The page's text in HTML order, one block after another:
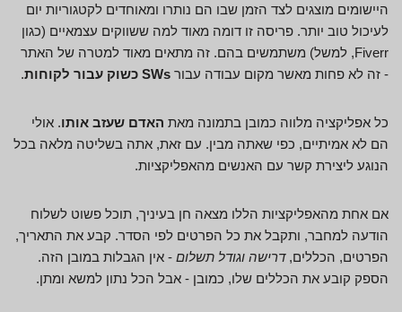
היישומים מוצגים לצד הזמן שבו הם נותרו ומאוחדים לקטגוריות יום
לעיכול טוב יותר. פריסה זו דומה מאוד למה ששווקים עצמאיים (כגון
Fiverr, למשל) משתמשים בהם. זה מתאים מאוד למטרה של האתר
- זה לא פחות מאשר מקום עבודה עבור SWs כשוק עבור לקוחות .
כל אפליקציה מלווה כמובן בתמונה מאת האדם שעזב אותו. אולי
הם לא אמיתיים, כפי שאתה מבין. עם זאת, אתה בשליטה מלאה בכל
הנוגע ליצירת קשר עם האנשים מהאפליקציות.
אם אחת מהאפליקציות הללו מצאה חן בעיניך, תוכל פשוט לשלוח
הודעה למחבר, ותקבל את כל הפרטים לפי הסדר. קבע את התאריך,
הפרטים, הכללים,דרישה וגודל תשלום - אין הגבלות במובן הזה.
הספק קובע את הכללים שלו, כמובן - אבל הכל נתון למשא ומתן.